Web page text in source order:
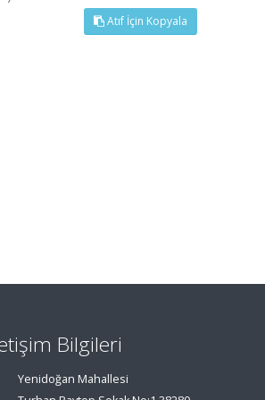
Atıf İçin Kopyala
Bilgileri
Yenidoğan Mahallesi